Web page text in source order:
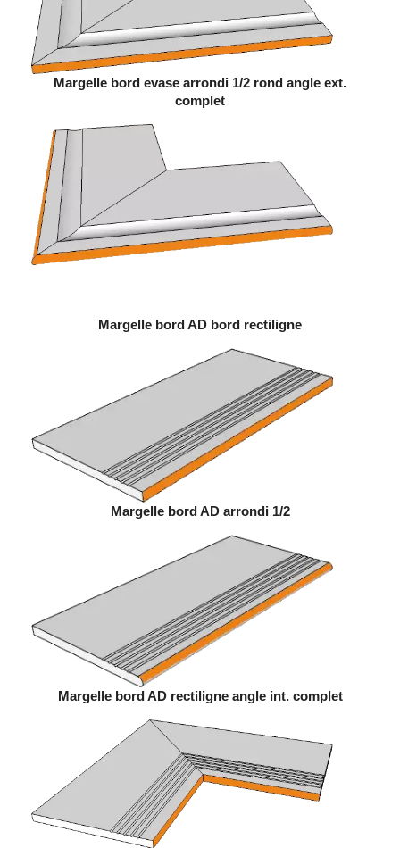
Margelle bord evase arrondi 1/2 rond angle ext.
complet
Margelle bord AD bord rectiligne
Margelle bord AD arrondi 1/2
Margelle bord AD rectiligne angle int. complet